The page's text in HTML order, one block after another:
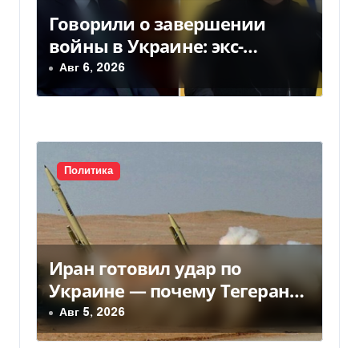
Говорили о завершении
войны в Украине: экс-
чиновники ЕС и РФ провели
тайные переговоры, — СМИ
Авг 6, 2026
Политика
Иран готовил удар по
Украине — почему Тегеран
передумал
Авг 5, 2026